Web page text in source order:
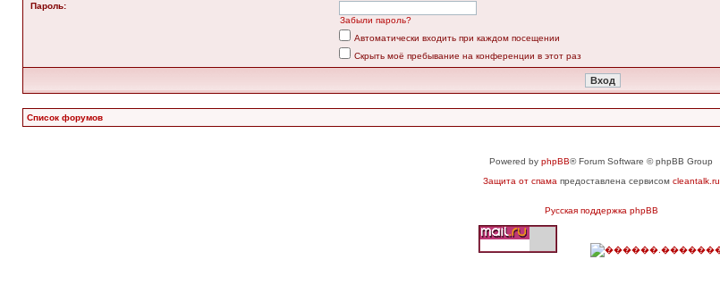
Пароль:
Забыли пароль?
Автоматически входить при каждом посещении
Скрыть моё пребывание на конференции в этот раз
Список форумов
Powered by phpBB® Forum Software © phpBB Group
Защита от спама предоставлена сервисом cleantalk.ru
Русская поддержка phpBB